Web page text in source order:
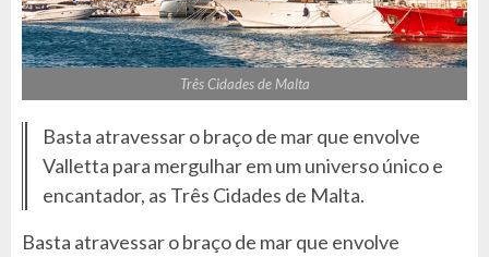
Três Cidades de Malta
Basta atravessar o braço de mar que envolve
Valletta para mergulhar em um universo único e
encantador, as Três Cidades de Malta.
Basta atravessar o braço de mar que envolve